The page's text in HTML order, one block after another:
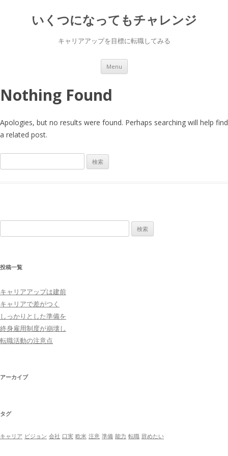
いくつになってもチャレンジ
キャリアアップを目標に転職してみる
Menu Skip to content
Nothing Found
Apologies, but no results were found. Perhaps searching will help find
a related post.
索:
索:
投稿一覧
キャリアアップは建前
キャリアで差がつく
しっかりとした準備を
終身雇用制度が崩壊し
転職活動の注意点
アーカイブ
タグ
キャリア ビジョン 会社 口実 欧米 注意 準備 能力 転職 辞めたい